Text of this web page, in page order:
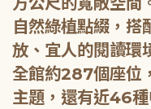
自然綠植點綴，搭
放、宜人的閱讀環
全館約287個座位
主題，還有近46